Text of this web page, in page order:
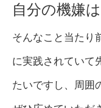
自分の機嫌
そんなこと当た
に実践されていて
たいですし、周囲